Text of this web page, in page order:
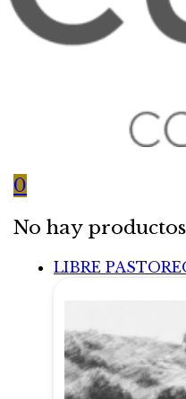
0
No hay
LIBRE